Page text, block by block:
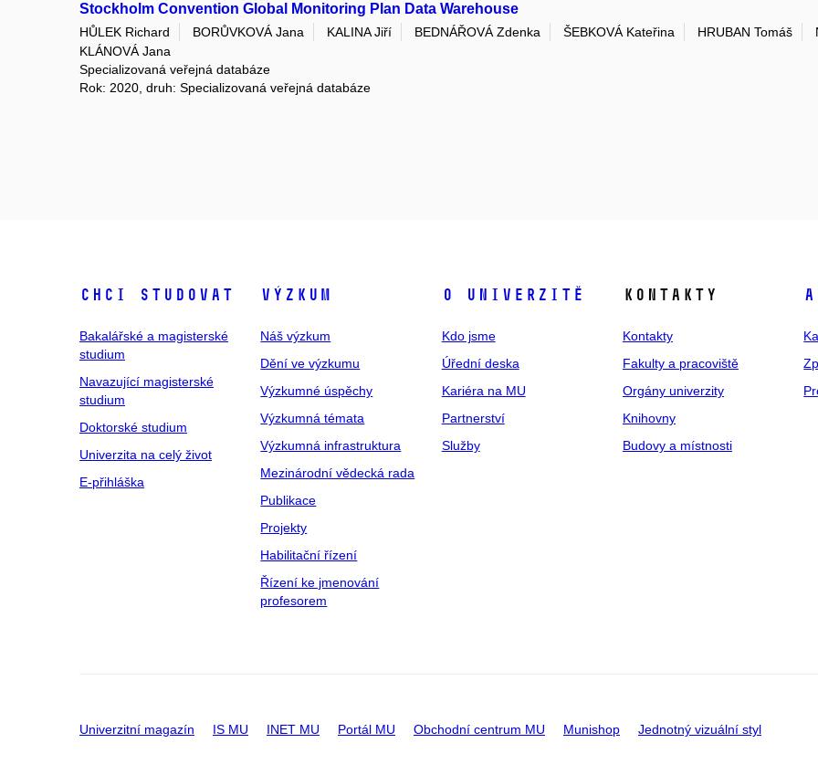
Stockholm Convention Global Monitoring Plan Data Warehouse
HŮLEK Richard BORŮVKOVÁ Jana KALINA Jiří BEDNÁŘOVÁ Zdenka ŠEBKOVÁ Kateřina HRUBAN Tomáš
KLÁNOVÁ Jana
Specializovaná veřejná databáze
Rok: 2020, druh: Specializovaná veřejná databáze
Chci studovat
Bakalářské a magisterské
studium
Navazující magisterské
studium
Doktorské studium
Univerzita na celý život
E-přihláška
Výzkum
Náš výzkum
Dění ve výzkumu
Výzkumné úspěchy
Výzkumná témata
Výzkumná infrastruktura
Mezinárodní vědecká rada
Publikace
Projekty
Habilitační řízení
Řízení ke jmenování
profesorem
O univerzitě
Kdo jsme
Úřední deska
Kariéra na MU
Partnerství
Služby
Kontakty
Kontakty
Fakulty a pracoviště
Orgány univerzity
Knihovny
Budovy a místnosti
Univerzitní magazín IS MU INET MU Portál MU Obchodní centrum MU Munishop Jednotný vizuální styl